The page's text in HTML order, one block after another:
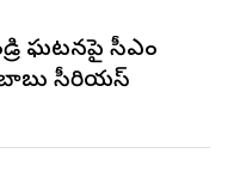
ఘటనపై సీఎం
సీరియస్